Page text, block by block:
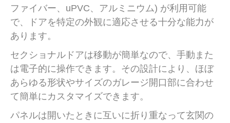
ファイバー、uPVC、アルミニウム) が利用可能
で、ドアを特定の外観に適応させる十分な能力が
あります。
セクショナルドアは移動が簡単なので、手動また
は電子的に操作できます。その設計により、ほぼ
あらゆる形状やサイズのガレージ開口部に合わせ
て簡単にカスタマイズできます。
パネルは開いたときに互いに折り重なって玄関の